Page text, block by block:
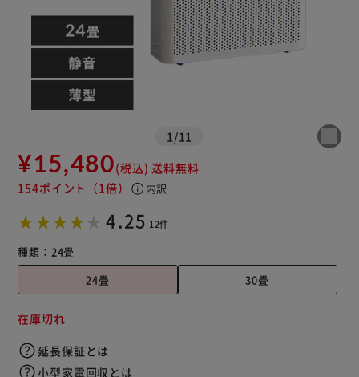
1 /11
¥15,480(税込) 送料無料
154ポイント （1倍） info 内訳
4.25 12件
種類： 24畳
24畳
30畳
在庫切れ
延長保証とは
小型家電回収とは
※ご確認ください
カートに入れる